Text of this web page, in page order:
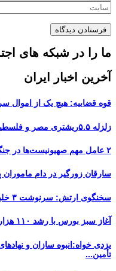
ما را در شبکه های
آخرین اخبار ایران
قوه قضاییه: هیچ یک از اموال
زلزله ۵.۵ریشتری مصر و فلسطین را لرزاند
۲ عامل مهم صهیونیست‌ها در جنگ‌های ۱۲ روزه و ۴۰ روزه اعدام شدند
سارقان زورگیر در دام ماموران
سخنگوی ارتش: سرنوشت ۳ خلبان ما هنوز مشخص نیست
آغاز سبز بورس با رشد ۱۱۰ هزار واحدی شاخص کل
یزدی خواه:انبوه سازان و
تأمین...